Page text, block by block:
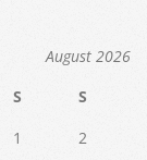
August 2026
S
S
1
2